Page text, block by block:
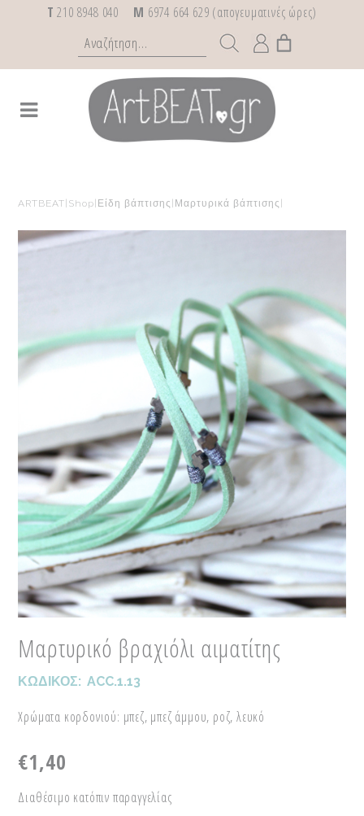
T 210 8948 040 M 6974 664 629 (απογευματινές ώρες)
ARTBEAT Shop Είδη βάπτισης Μαρτυρικά βάπτισης
Μαρτυρικό βραχιόλι αιματίτης
ΚΩΔΙΚΟΣ: ACC.1.13
Χρώματα κορδονιού: μπεζ, μπεζ άμμου, ροζ, λευκό
€1,40
Διαθέσιμο κατόπιν παραγγελίας